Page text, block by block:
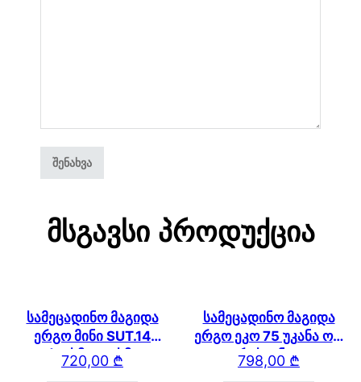
Მსგავსი Პროდუქცია
სამეცადინო მაგიდა
ერგო მინი SUT.14
(75სმ * 61 სმ)
720,00 ₾
სამეცადინო მაგიდა
ერგო ეკო 75 უკანა ორ
იარუსიანი და
გვერდითა თაროთი
798,00 ₾